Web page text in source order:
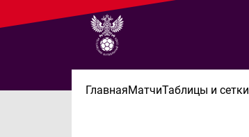
ГлавнаяМатчиТаблицы и сетки